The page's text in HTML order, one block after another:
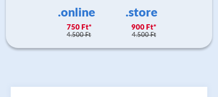
.online
750 Ft
4.500 Ft
.store
900 Ft
4.500 Ft